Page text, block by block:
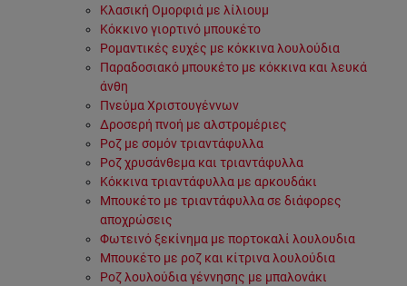
Κλασική Ομορφιά με λίλιουμ
Κόκκινο γιορτινό μπουκέτο
Ρομαντικές ευχές με κόκκινα λουλούδια
Παραδοσιακό μπουκέτο με κόκκινα και λευκά
άνθη
Πνεύμα Χριστουγέννων
Δροσερή πνοή με αλστρομέριες
Ροζ με σομόν τριαντάφυλλα
Ροζ χρυσάνθεμα και τριαντάφυλλα
Κόκκινα τριαντάφυλλα με αρκουδάκι
Μπουκέτο με τριαντάφυλλα σε διάφορες
αποχρώσεις
Φωτεινό ξεκίνημα με πορτοκαλί λουλουδια
Μπουκέτο με ροζ και κίτρινα λουλούδια
Ροζ λουλούδια γέννησης με μπαλονάκι